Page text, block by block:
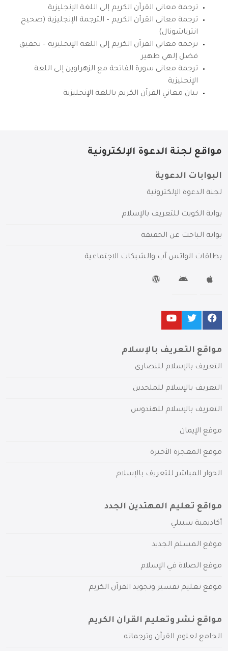
ترجمة معاني القرآن الكريم إلى اللغة الإنجليزية
ترجمة معاني القرآن الكريم – الترجمة الإنجليزية (صحيح
انترناشونال)
ترجمة معاني القرآن الكريم إلى اللغة الإنجليزية – تحقيق
فضل إلهي ظهير
ترجمة معاني سورة الفاتحة مع الزهراوين إلى اللغة
الإنجليزية
بيان معاني القرآن الكريم باللغة الإنجليزية
مواقع لجنة الدعوة الإلكترونية
البوابات الدعوية
لجنة الدعوة الإلكترونية
بوابة الكويت للتعريف بالإسلام
بوابة الباحث عن الحقيقة
بطاقات الواتس آب والشبكات الاجتماعية
مواقع التعريف بالإسلام
التعريف بالإسلام للنصارى
التعريف بالإسلام للملحدين
التعريف بالإسلام للهندوس
موقع الإيمان
موقع المعجزة الأخيرة
الحوار المباشر للتعريف بالإسلام
مواقع تعليم المهتدين الجدد
أكاديمية سبيلي
موقع المسلم الجديد
موقع الصلاة في الإسلام
موقع تعليم تفسير وتجويد القرآن الكريم
مواقع نشر وتعليم القرآن الكريم
الجامع لعلوم القرآن وترجماته